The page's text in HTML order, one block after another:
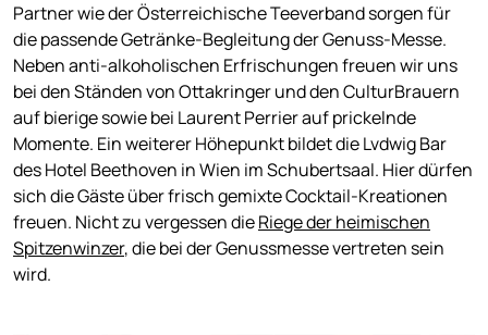
Partner wie der Österreichische Teeverband sorgen für
die passende Getränke-Begleitung der Genuss-Messe.
Neben anti-alkoholischen Erfrischungen freuen wir uns
bei den Ständen von Ottakringer und den CulturBrauern
auf bierige sowie bei Laurent Perrier auf prickelnde
Momente. Ein weiterer Höhepunkt bildet die Lvdwig Bar
des Hotel Beethoven in Wien im Schubertsaal. Hier dürfen
sich die Gäste über frisch gemixte Cocktail-Kreationen
freuen. Nicht zu vergessen dieRiege der heimischen
Spitzenwinzer, die bei der Genussmesse vertreten sein
wird.